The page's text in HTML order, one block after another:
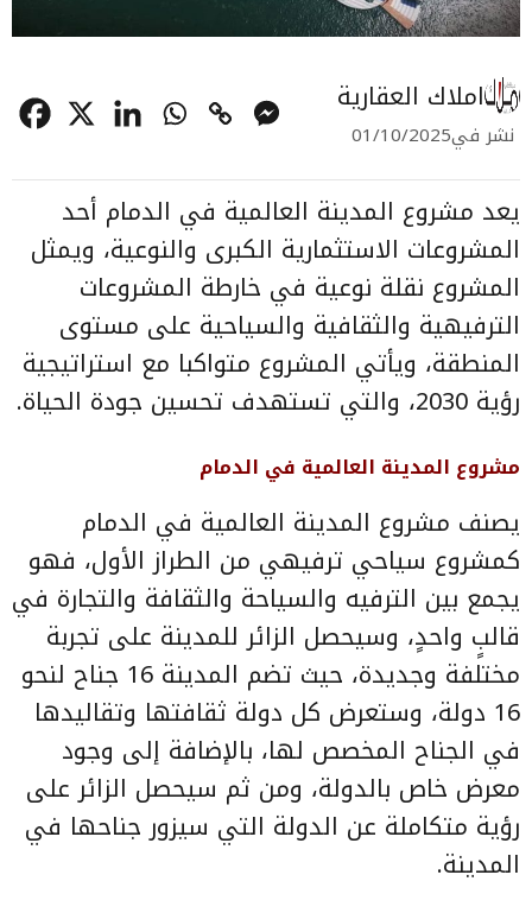
املاك العقارية
نشر في01/10/2025
يعد مشروع المدينة العالمية في الدمام أحد
المشروعات الاستثمارية الكبرى والنوعية، ويمثل
المشروع نقلة نوعية في خارطة المشروعات
الترفيهية والثقافية والسياحية على مستوى
المنطقة، ويأتي المشروع متواكبا مع استراتيجية
رؤية 2030، والتي تستهدف تحسين جودة الحياة.
مشروع المدينة العالمية في الدمام
يصنف مشروع المدينة العالمية في الدمام
كمشروع سياحي ترفيهي من الطراز الأول، فهو
يجمع بين الترفيه والسياحة والثقافة والتجارة في
قالبٍ واحدٍ، وسيحصل الزائر للمدينة على تجربة
مختلفة وجديدة، حيث تضم المدينة 16 جناح لنحو
16 دولة، وستعرض كل دولة ثقافتها وتقاليدها
في الجناح المخصص لها، بالإضافة إلى وجود
معرض خاص بالدولة، ومن ثم سيحصل الزائر على
رؤية متكاملة عن الدولة التي سيزور جناحها في
المدينة.